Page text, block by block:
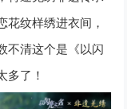
花纹样绣进衣间，
不清这个是《以闪
多了！